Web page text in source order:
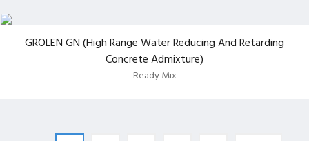
GROLEN GN (High Range Water Reducing And Retarding
Concrete Admixture)
Ready Mix